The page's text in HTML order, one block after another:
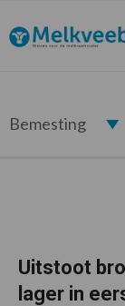
de
hoofdnavigatie
de
hoofd
de
eerste
de
voettekst
Bemesting
Uitstoot
lager in